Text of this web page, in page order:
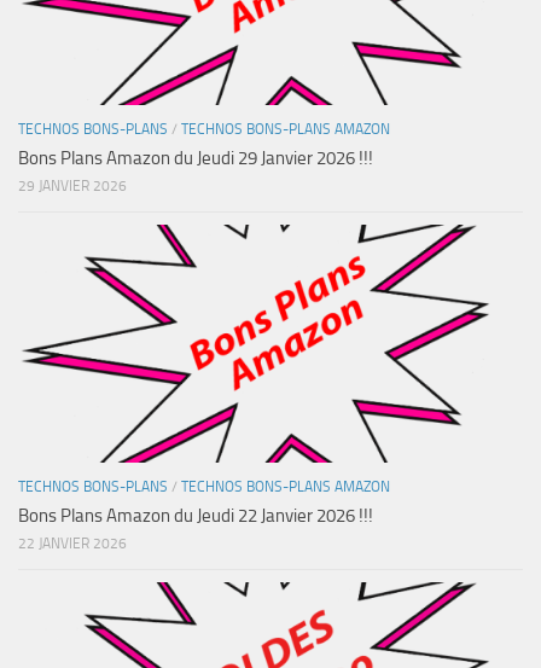
TECHNOS BONS-PLANS / TECHNOS BONS-PLANS AMAZON
Bons Plans Amazon du Jeudi 29 Janvier 2026 !!!
29 JANVIER 2026
TECHNOS BONS-PLANS / TECHNOS BONS-PLANS AMAZON
Bons Plans Amazon du Jeudi 22 Janvier 2026 !!!
22 JANVIER 2026